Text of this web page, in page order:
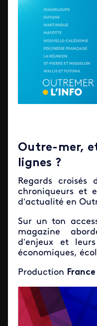
Outre-mer,
lignes ?
Regards croisés
chroniqueurs et
d’actualité en
Sur un ton
magazine
d’enjeux et
économiques,
Production